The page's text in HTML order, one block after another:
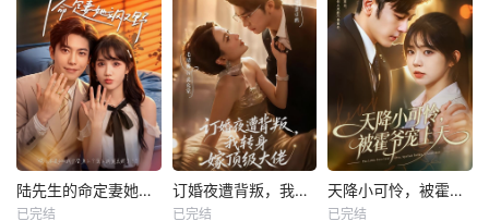
陆先生的命定妻她飒又野
已完结
订婚夜遭背叛，我转身嫁顶级大佬
已完结
天降小可怜，被霍爷宠上天
已完结